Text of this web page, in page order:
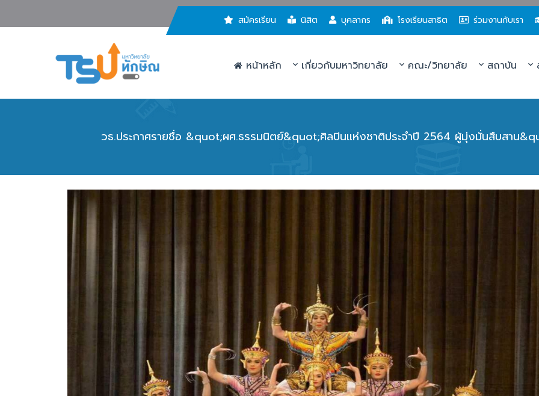
สมัครเรียน นิสิต บุคลากร โรงเรียนสาธิต ร่วมงานกับเรา
หน้าหลัก เกี่ยวกับมหาวิทยาลัย คณะ/วิทยาลัย สถาบัน
วธ.ประกาศรายชื่อ &quot;ผศ.ธรรมนิตย์&quot;ศิลปินแห่งชาติประจำปี 2564 ผู้มุ่งมั่นสืบสาน